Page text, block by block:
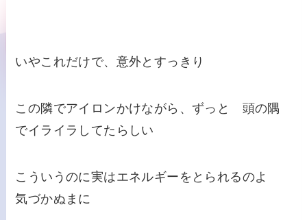
いやこれだけで、意外とすっきり
この隣でアイロンかけながら、ずっと 頭の隅
でイライラしてたらしい
こういうのに実はエネルギーをとられるのよ
気づかぬまに